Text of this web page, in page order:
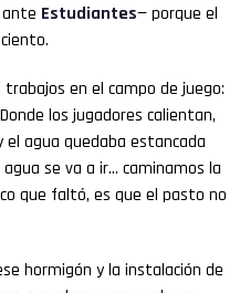
Estudiantes— porque el
en el campo de juego:
los jugadores calientan,
agua quedaba estancada
se va a ir… caminamos la
que faltó, es que el pasto no
hormigón y la instalación de